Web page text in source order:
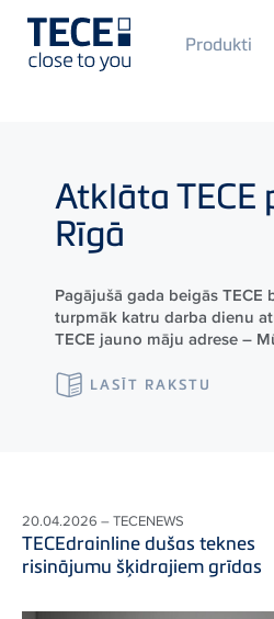
Main
Menü
Produkti
AtklātaTECE
Rīgā
Pagājušā gada beigās
turpmāk katru darba dienu
TECE jauno māju adrese –
LASĪT RAKSTU
20.04.2026 – TECENEWS
TECEdrainline dušas teknes
risinājumu šķidrajiem grīdas